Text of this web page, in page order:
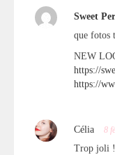
Sweet
que fotos
NEW
https://
https://
Célia 8
Trop joli !